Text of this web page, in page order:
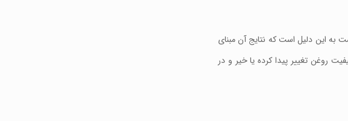
به این دلیل است که نتایج آن مبنای
روغن تغییر پیدا کرده یا خیر و در